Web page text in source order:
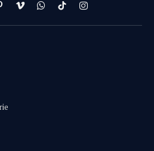
VimeoWhatsApp
TikTokInstagram